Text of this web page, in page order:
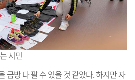
시민
금방 다 팔 수 있을 것 같았다. 하지만 자